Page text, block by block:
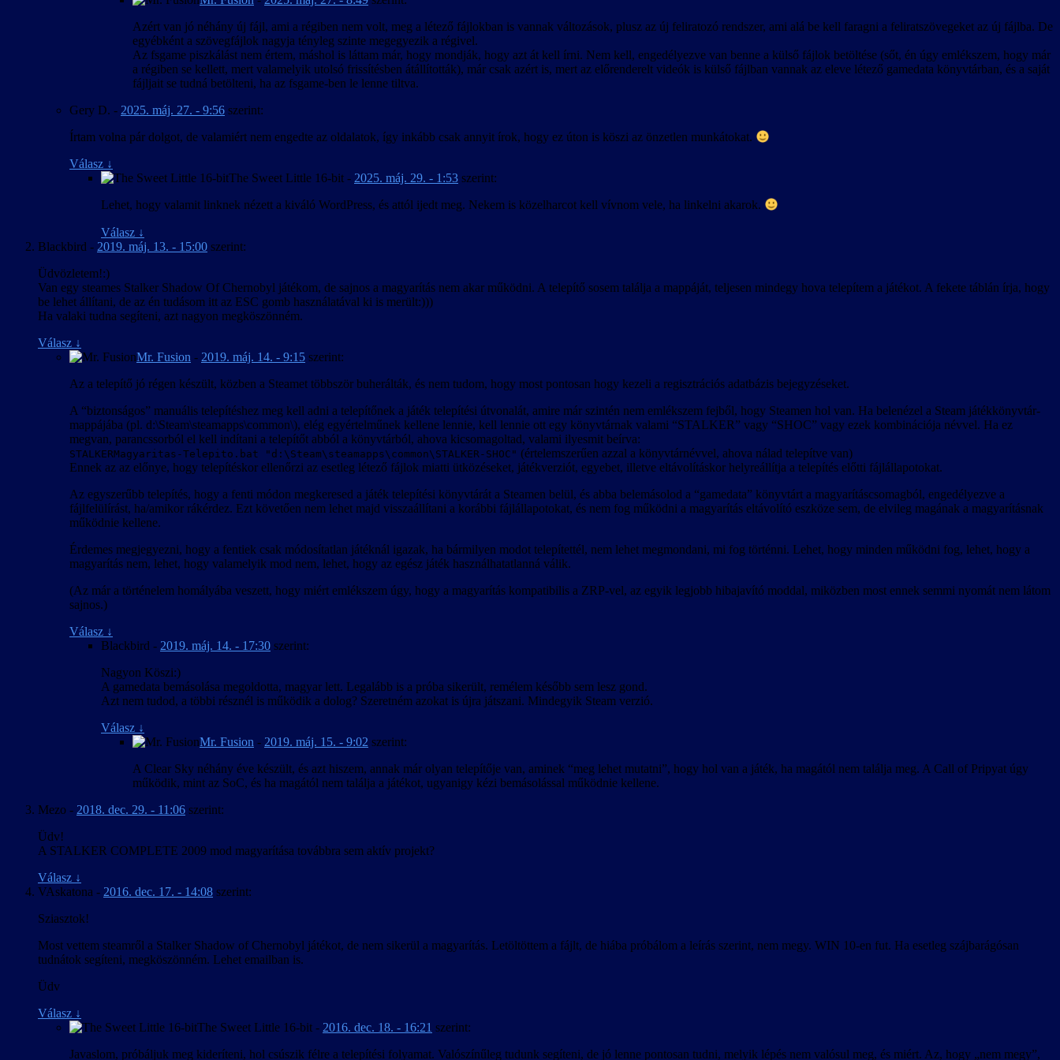
Azért van jó néhány új fájl, ami a régiben nem volt, meg a létező fájlokban is vannak változások, plusz az új feliratozó rendszer, ami alá be kell faragni a feliratszövegeket az új fájlba. De
egyébként a szövegfájlok nagyja tényleg szinte megegyezik a régivel.
Az fsgame piszkálást nem értem, máshol is láttam már, hogy mondják, hogy azt át kell írni. Nem kell, engedélyezve van benne a külső fájlok betöltése (sőt, én úgy emlékszem, hogy már
a régiben se kellett, mert valamelyik utolsó frissítésben átállították), már csak azért is, mert az előrenderelt videók is külső fájlban vannak az eleve létező gamedata könyvtárban, és a saját
fájljait se tudná betölteni, ha az fsgame-ben le lenne tiltva.
Gery D. - 2025. máj. 27. - 9:56 szerint:
Írtam volna pár dolgot, de valamiért nem engedte az oldalatok, így inkább csak annyit írok, hogy ez úton is köszi az önzetlen munkátokat.
Válasz ↓
The Sweet Little 16-bit - 2025. máj. 29. - 1:53 szerint:
Lehet, hogy valamit linknek nézett a kiváló WordPress, és attól ijedt meg. Nekem is közelharcot kell vívnom vele, ha linkelni akarok.
Válasz ↓
Blackbird - 2019. máj. 13. - 15:00 szerint:
Üdvözletem!:)
Van egy steames Stalker Shadow Of Chernobyl játékom, de sajnos a magyarítás nem akar működni. A telepítő sosem találja a mappáját, teljesen mindegy hova telepítem a játékot. A fekete táblán írja, hogy
be lehet állítani, de az én tudásom itt az ESC gomb használatával ki is merült:)))
Ha valaki tudna segíteni, azt nagyon megköszönném.
Válasz ↓
Mr. Fusion - 2019. máj. 14. - 9:15 szerint:
Az a telepítő jó régen készült, közben a Steamet többször buherálták, és nem tudom, hogy most pontosan hogy kezeli a regisztrációs adatbázis bejegyzéseket.
A “biztonságos” manuális telepítéshez meg kell adni a telepítőnek a játék telepítési útvonalát, amire már szintén nem emlékszem fejből, hogy Steamen hol van. Ha belenézel a Steam játékkönyvtár-
mappájába (pl. d:\Steam\steamapps\common\), elég egyértelműnek kellene lennie, kell lennie ott egy könyvtárnak valami “STALKER” vagy “SHOC” vagy ezek kombinációja névvel. Ha ez
megvan, parancssorból el kell indítani a telepítőt abból a könyvtárból, ahova kicsomagoltad, valami ilyesmit beírva:
STALKERMagyaritas-Telepito.bat "d:\Steam\steamapps\common\STALKER-SHOC" (értelemszerűen azzal a könyvtárnévvel, ahova nálad telepítve van)
Ennek az az előnye, hogy telepítéskor ellenőrzi az esetleg létező fájlok miatti ütközéseket, játékverziót, egyebet, illetve eltávolításkor helyreállítja a telepítés előtti fájlállapotokat.
Az egyszerűbb telepítés, hogy a fenti módon megkeresed a játék telepítési könyvtárát a Steamen belül, és abba belemásolod a “gamedata” könyvtárt a magyarításcsomagból, engedélyezve a
fájlfelülírást, ha/amikor rákérdez. Ezt követően nem lehet majd visszaállítani a korábbi fájlállapotokat, és nem fog működni a magyarítás eltávolító eszköze sem, de elvileg magának a magyarításnak
működnie kellene.
Érdemes megjegyezni, hogy a fentiek csak módosítatlan játéknál igazak, ha bármilyen modot telepítettél, nem lehet megmondani, mi fog történni. Lehet, hogy minden működni fog, lehet, hogy a
magyarítás nem, lehet, hogy valamelyik mod nem, lehet, hogy az egész játék használhatatlanná válik.
(Az már a történelem homályába veszett, hogy miért emlékszem úgy, hogy a magyarítás kompatibilis a ZRP-vel, az egyik legjobb hibajavító moddal, miközben most ennek semmi nyomát nem látom
sajnos.)
Válasz ↓
Blackbird - 2019. máj. 14. - 17:30 szerint:
Nagyon Köszi:)
A gamedata bemásolása megoldotta, magyar lett. Legalább is a próba sikerült, remélem később sem lesz gond.
Azt nem tudod, a többi résznél is működik a dolog? Szeretném azokat is újra játszani. Mindegyik Steam verzió.
Válasz ↓
Mr. Fusion - 2019. máj. 15. - 9:02 szerint:
A Clear Sky néhány éve készült, és azt hiszem, annak már olyan telepítője van, aminek “meg lehet mutatni”, hogy hol van a játék, ha magától nem találja meg. A Call of Pripyat úgy
működik, mint az SoC, és ha magától nem találja a játékot, ugyanigy kézi bemásolással működnie kellene.
Mezo - 2018. dec. 29. - 11:06 szerint:
Üdv!
A STALKER COMPLETE 2009 mod magyarítása továbbra sem aktív projekt?
Válasz ↓
VAskatona - 2016. dec. 17. - 14:08 szerint:
Sziasztok!
Most vettem steamről a Stalker Shadow of Chernobyl játékot, de nem sikerül a magyarítás. Letöltöttem a fájlt, de hiába próbálom a leírás szerint, nem megy. WIN 10-en fut. Ha esetleg szájbarágósan
tudnátok segíteni, megköszönném. Lehet emailban is.
Üdv
Válasz ↓
The Sweet Little 16-bit - 2016. dec. 18. - 16:21 szerint:
Javaslom, próbáljuk meg kideríteni, hol csúszik félre a telepítési folyamat. Valószínűleg tudunk segíteni, de jó lenne pontosan tudni, melyik lépés nem valósul meg, és miért. Az, hogy „nem megy”,